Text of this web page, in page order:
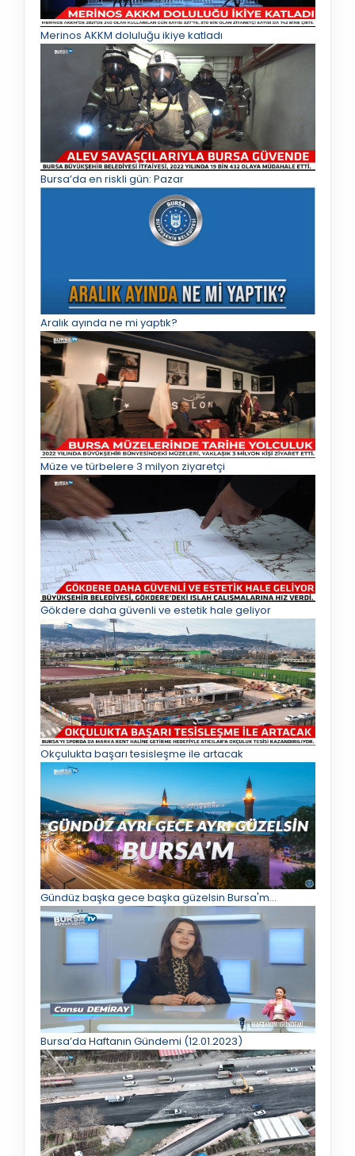
Merinos AKKM doluluğu ikiye katladı
Bursa’da en riskli gün: Pazar
Aralık ayında ne mi yaptık?
Müze ve türbelere 3 milyon ziyaretçi
Gökdere daha güvenli ve estetik hale geliyor
Okçulukta başarı tesisleşme ile artacak
Gündüz başka gece başka güzelsin Bursa'm...
Bursa’da Haftanın Gündemi (12.01.2023)